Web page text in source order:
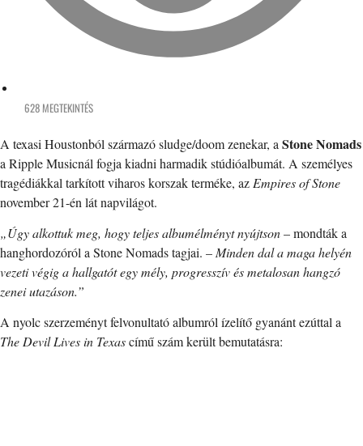
628 MEGTEKINTÉS
A texasi Houstonból származó sludge/doom zenekar, a Stone Nomads
a Ripple Musicnál fogja kiadni harmadik stúdióalbumát. A személyes
tragédiákkal tarkított viharos korszak terméke, az Empires of Stone
november 21-én lát napvilágot.
„Úgy alkottuk meg, hogy teljes albumélményt nyújtson– mondták a
hanghordozóról a Stone Nomads tagjai. – Minden dal a maga helyén
vezeti végig a hallgatót egy mély, progresszív és metalosan hangzó
zenei utazáson.”
A nyolc szerzeményt felvonultató albumról ízelítő gyanánt ezúttal a
The Devil Lives in Texascímű szám került bemutatásra: